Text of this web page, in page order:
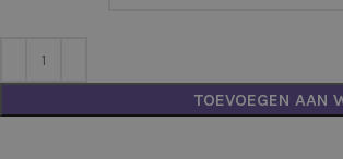
TOEVOEGEN AAN